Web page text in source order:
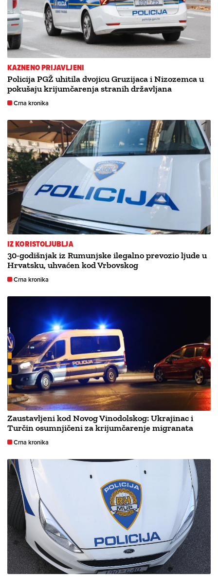
KAZNENO PRIJAVLJENI
Policija PGŽ uhitila dvojicu Gruzijaca i Nizozemca u
pokušaju krijumčarenja stranih državljana
Crna kronika
IZ KORISTOLJUBLJA
30-godišnjak iz Rumunjske ilegalno prevozio ljude u
Hrvatsku, uhvaćen kod Vrbovskog
Crna kronika
Zaustavljeni kod Novog Vinodolskog: Ukrajinac i
Turčin osumnjičeni za krijumčarenje migranata
Crna kronika